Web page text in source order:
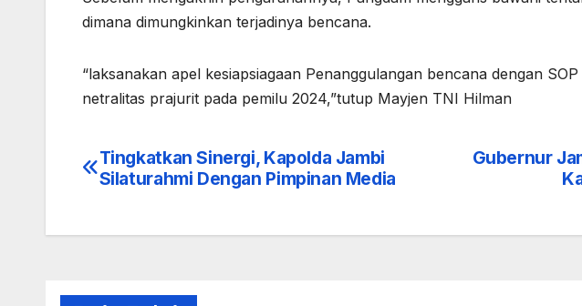
dimana dimungkinkan terjadinya bencana.
“laksanakan apel kesiapsiagaan Penanggulangan bencana dengan
netralitas prajurit pada pemilu 2024,”tutup Mayjen TNI Hilman
Navigasi
Gubernur
Tingkatkan Sinergi, Kapolda Jambi
Silaturahmi Dengan Pimpinan Media